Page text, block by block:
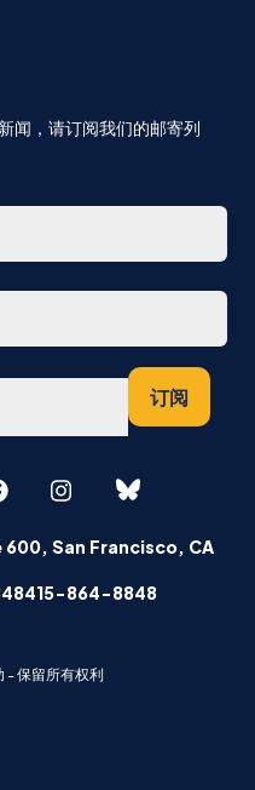
闻，请订阅我们的邮寄列
订阅
San Francisco, CA
864-8848
保留所有权利